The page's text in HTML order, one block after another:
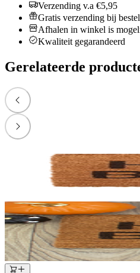
Verzending v.a €5,95
Gratis verzending bij
Afhalen in winkel is
Kwaliteit gegarandeerd
Gerelateerde